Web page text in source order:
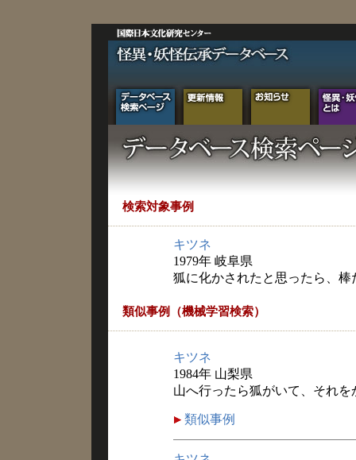
検索対象事例
キツネ
1979年 岐阜県
狐に化かされたと思ったら、棒
類似事例（機械学習検索）
キツネ
1984年 山梨県
山へ行ったら狐がいて、それ
類似事例